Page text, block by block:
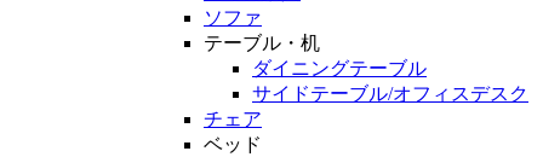
ソファ
テーブル・机
ダイニングテーブル
サイドテーブル/オフィスデスク
チェア
ベッド